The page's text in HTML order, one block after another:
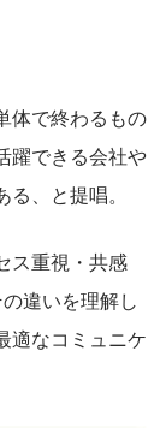
体で終わるもの
躍できる会社や
、と提唱。
ス重視・共感
違いを理解し
適なコミュニケ